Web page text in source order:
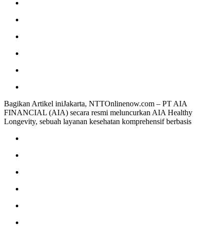
Bagikan Artikel iniJakarta, NTTOnlinenow.com – PT AIA
FINANCIAL (AIA) secara resmi meluncurkan AIA Healthy
Longevity, sebuah layanan kesehatan komprehensif berbasis